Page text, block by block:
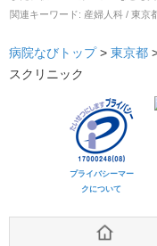
関連キーワード: 産婦人科 / 東京
病院なびトップ > 東京都
スクリニック
プライバシーマー
クについて